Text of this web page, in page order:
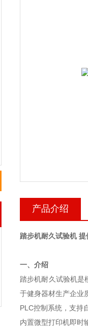
产品介绍
踏步机耐久试验机
‌一、介绍
踏步机耐久试验机是
于健身器材生产企业
PLC控制系统，支持
内置微型打印机即时